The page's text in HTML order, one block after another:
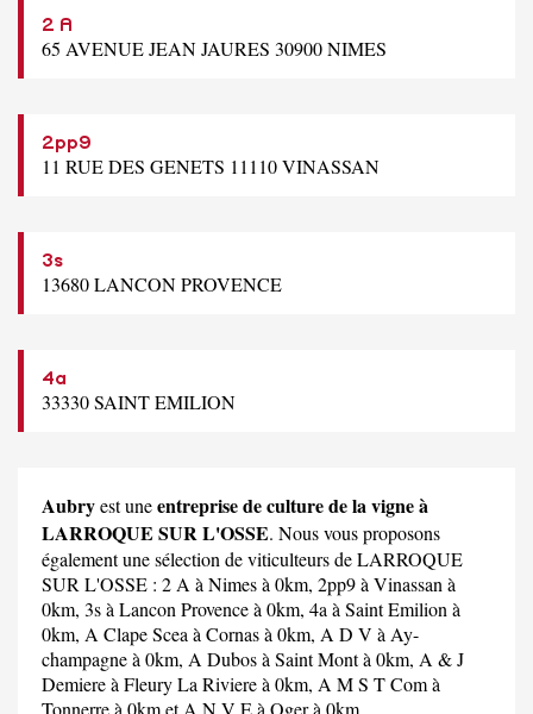
2 A
65 AVENUE JEAN JAURES 30900 NIMES
2pp9
11 RUE DES GENETS 11110 VINASSAN
3s
13680 LANCON PROVENCE
4a
33330 SAINT EMILION
Aubryest uneentreprise de culture de la vigne à
LARROQUE SUR L'OSSE. Nous vous proposons
également une sélection de viticulteurs de LARROQUE
SUR L'OSSE : 2 A à Nimes à 0km, 2pp9à Vinassan à
0km, 3sà Lancon Provence à 0km, 4a à Saint Emilion à
0km, A Clape Scea à Cornas à 0km, A D V à Ay-
champagne à 0km, A Dubosà Saint Mont à 0km, A & J
Demiereà Fleury La Riviere à 0km, A M S T Comà
Tonnerre à 0km et A N V Eà Oger à 0km.